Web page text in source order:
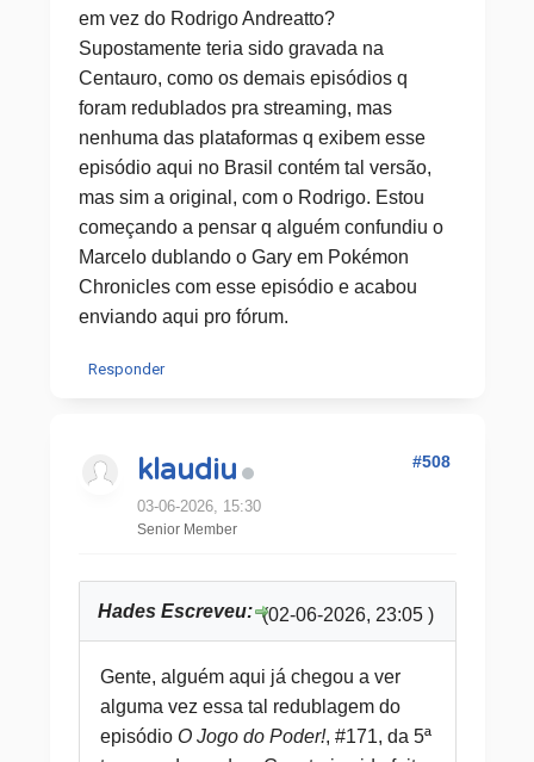
em vez do Rodrigo Andreatto?
Supostamente teria sido gravada na
Centauro, como os demais episódios q
foram redublados pra streaming, mas
nenhuma das plataformas q exibem esse
episódio aqui no Brasil contém tal versão,
mas sim a original, com o Rodrigo. Estou
começando a pensar q alguém confundiu o
Marcelo dublando o Gary em Pokémon
Chronicles com esse episódio e acabou
enviando aqui pro fórum.
Responder
klaudiu
03-06-2026, 15:30
Senior Member
#508
(02-06-2026, 23:05 )
Hades Escreveu:
Gente, alguém aqui já chegou a ver
alguma vez essa tal redublagem do
episódio O Jogo do Poder!, #171, da 5ª